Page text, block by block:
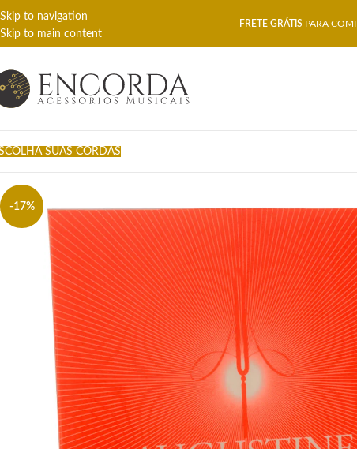
Skip to navigation
Skip to main content
FRETE GRÁTIS PARA
SUAS CORDAS
-17%